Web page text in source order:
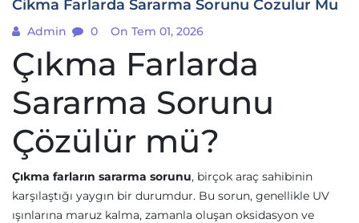
Cikma Farlarda Sararma Sorunu Cozulur Mu
Admin 0 On Tem 01, 2026
Çıkma Farlarda
Sararma Sorunu
Çözülür mü?
Çıkma farların sararma sorunu, birçok araç sahibinin
karşılaştığı yaygın bir durumdur. Bu sorun, genellikle UV
ışınlarına maruz kalma, zamanla oluşan oksidasyon ve